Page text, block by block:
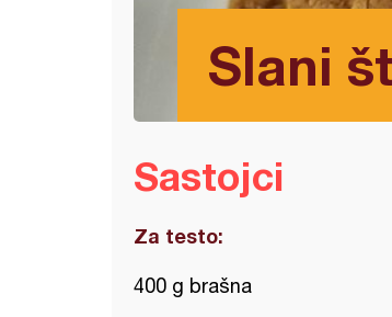
Slani
Sastojci
Za testo:
400 g brašna